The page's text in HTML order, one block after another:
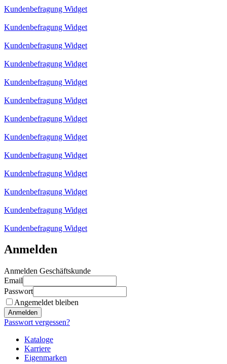
Kundenbefragung Widget
Kundenbefragung Widget
Kundenbefragung Widget
Kundenbefragung Widget
Kundenbefragung Widget
Kundenbefragung Widget
Kundenbefragung Widget
Kundenbefragung Widget
Kundenbefragung Widget
Kundenbefragung Widget
Kundenbefragung Widget
Kundenbefragung Widget
Kundenbefragung Widget
Anmelden
Anmelden Geschäftskunde
Email
Passwort
Angemeldet bleiben
Anmelden
Passwort vergessen?
Kataloge
Karriere
Eigenmarken